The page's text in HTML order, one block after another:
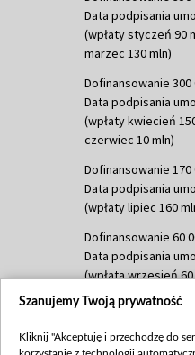
Data podpisania
(wpłaty styczeń 90
marzec 130 mln)
Dofinansowanie 300
Data podpisania
(wpłaty kwiecień
czerwiec 10 mln)
Dofinansowanie 170
Data podpisania
(wpłaty lipiec 160
Dofinansowanie 60
Data podpisania
(wpłata wrzesień
Dofinansowanie 635
(wpłata wrzesień
Szanujemy Twoją prywatność
Kliknij "Akceptuję i przechodzę do